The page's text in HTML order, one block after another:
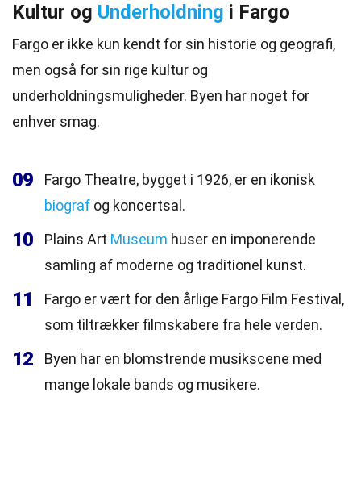
Kultur og Underholdning i Fargo
Fargo er ikke kun kendt for sin historie og geografi,
men også for sin rige kultur og
underholdningsmuligheder. Byen har noget for
enhver smag.
09
Fargo Theatre, bygget i 1926, er en ikonisk
biograf og koncertsal.
10 Plains Art Museum huser en imponerende
samling af moderne og traditionel kunst.
11
Fargo er vært for den årlige Fargo Film Festival,
som tiltrækker filmskabere fra hele verden.
12
Byen har en blomstrende musikscene med
mange lokale bands og musikere.